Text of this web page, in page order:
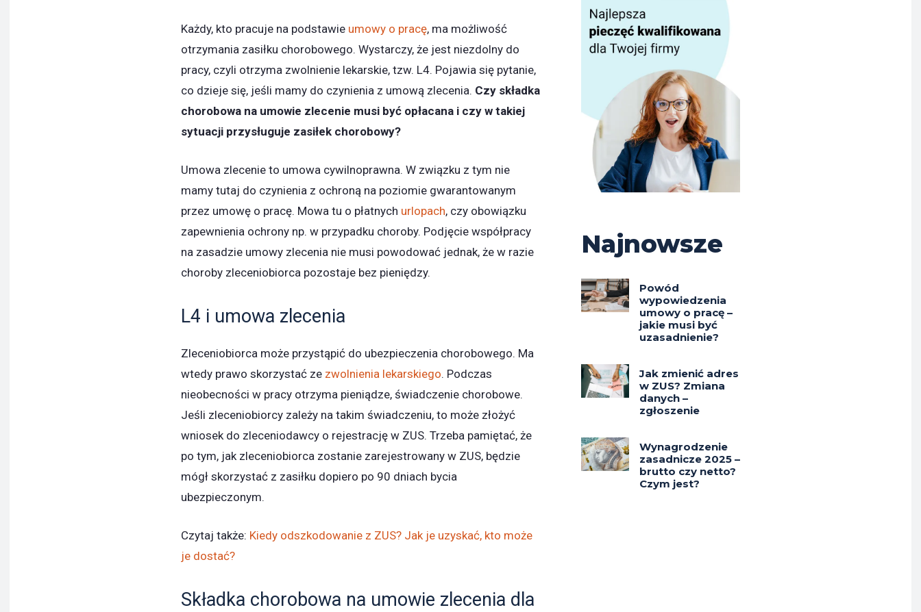
Każdy, kto pracuje na podstawie umowy o pracę, ma możliwość
otrzymania zasiłku chorobowego. Wystarczy, że jest niezdolny do
pracy, czyli otrzyma zwolnienie lekarskie, tzw. L4. Pojawia się pytanie,
co dzieje się, jeśli mamy do czynienia z umową zlecenia. Czy składka
chorobowa na umowie zlecenie musi być opłacana i czy w takiej
sytuacji przysługuje zasiłek chorobowy?
Umowa zlecenie to umowa cywilnoprawna. W związku z tym nie
mamy tutaj do czynienia z ochroną na poziomie gwarantowanym
przez umowę o pracę. Mowa tu o płatnych urlopach, czy obowiązku
zapewnienia ochrony np. w przypadku choroby. Podjęcie współpracy
na zasadzie umowy zlecenia nie musi powodować jednak, że w razie
choroby zleceniobiorca pozostaje bez pieniędzy.
L4 i umowa zlecenia
Zleceniobiorca może przystąpić do ubezpieczenia chorobowego. Ma
wtedy prawo skorzystać ze zwolnienia lekarskiego. Podczas
nieobecności w pracy otrzyma pieniądze, świadczenie chorobowe.
Jeśli zleceniobiorcy zależy na takim świadczeniu, to może złożyć
wniosek do zleceniodawcy o rejestrację w ZUS. Trzeba pamiętać, że
po tym, jak zleceniobiorca zostanie zarejestrowany w ZUS, będzie
mógł skorzystać z zasiłku dopiero po 90 dniach bycia
ubezpieczonym.
Czytaj także: Kiedy odszkodowanie z ZUS? Jak je uzyskać, kto może
je dostać?
Składka chorobowa na umowie zlecenia dla
Najnowsze
Powód
wypowiedzenia
umowy o pracę –
jakie musi być
uzasadnienie?
Jak zmienić adres
w ZUS? Zmiana
danych –
zgłoszenie
Wynagrodzenie
zasadnicze 2025 –
brutto czy netto?
Czym jest?